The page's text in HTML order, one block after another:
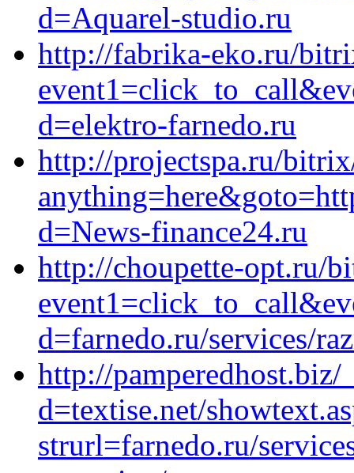
d=Aquarel-studio.ru
http://fabrika-eko.ru/
d=elektro-farnedo.ru
http://projectspa.ru/
d=News-finance24.ru
http://choupette-opt.ru/
d=farnedo.ru/services/
http://pamperedhost.biz/
d=textise.net/
strurl=farnedo.ru/